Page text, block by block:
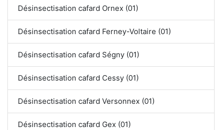
Désinsectisation cafard Ornex (01)
Désinsectisation cafard Ferney-Voltaire (01)
Désinsectisation cafard Ségny (01)
Désinsectisation cafard Cessy (01)
Désinsectisation cafard Versonnex (01)
Désinsectisation cafard Gex (01)